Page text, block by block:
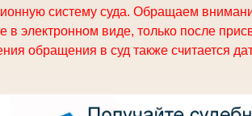
систему суда. Обращаем
в электронном виде, только после
обращения в суд также считается